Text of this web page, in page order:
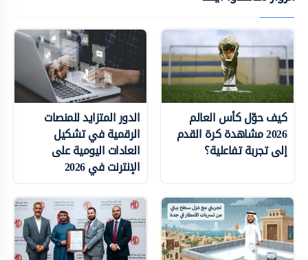
كيف حوّل كأس العالم
2026 مشاهدة كرة القدم
إلى تجربة تفاعلية؟
الدور المتزايد للمنصات
الرقمية في تشكيل
العادات اليومية على
الإنترنت في 2026